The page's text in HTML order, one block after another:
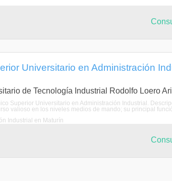
Universitario en Administración
de Tecnología Industrial Rodolfo Loero
Superior Universitario en Administración Industrial.
valioso en los niveles medios de mando; su principal
Industrial en Maturín